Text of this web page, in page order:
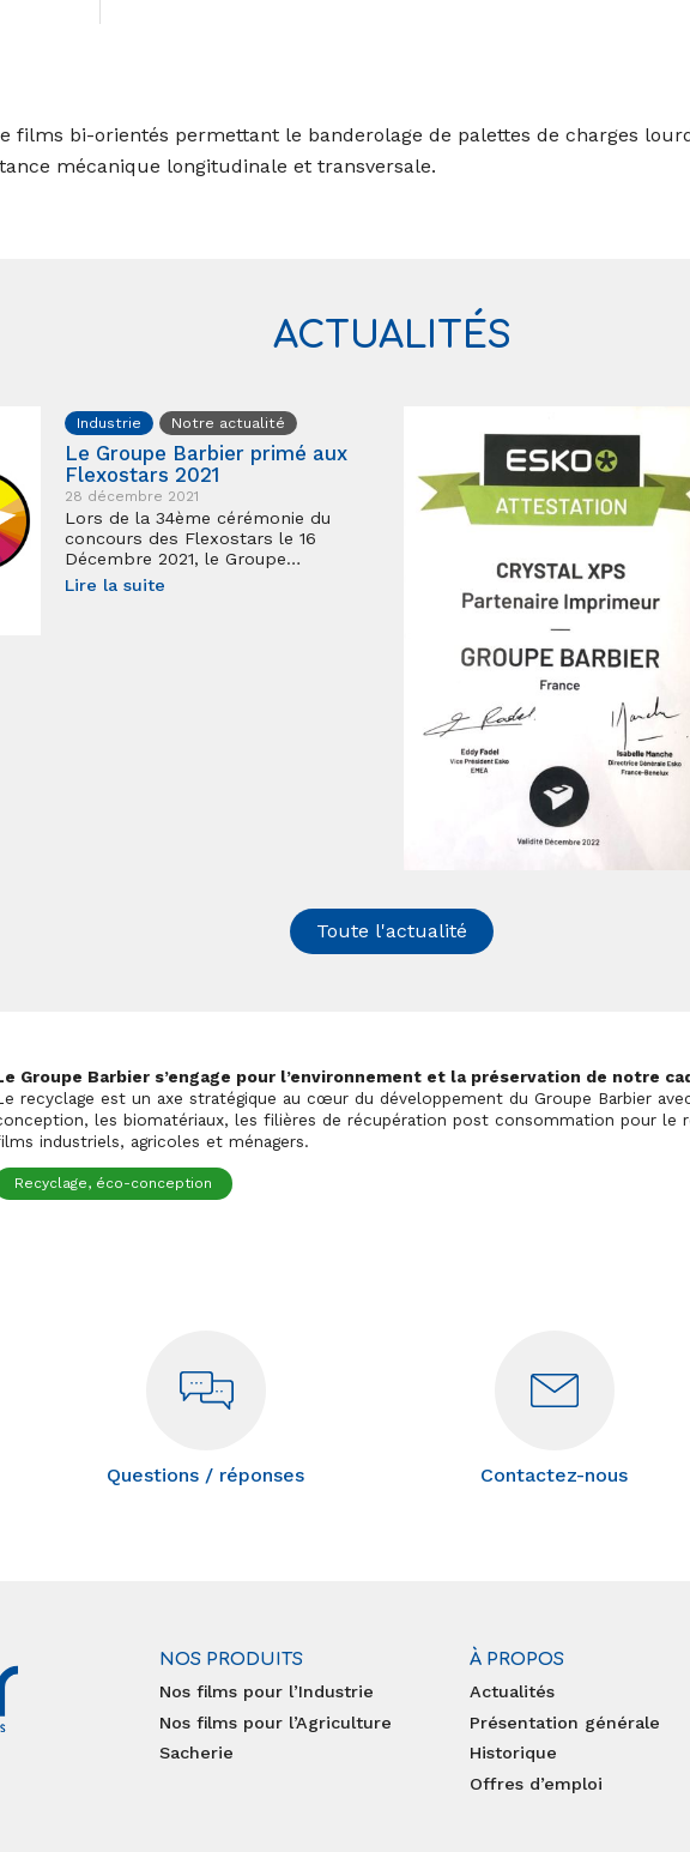
films bi-orientés permettant le banderolage de palettes de charges
mécanique longitudinale et transversale.
ACTUALITÉS
Industrie Notre actualité
Le Groupe Barbier primé aux
Flexostars 2021
28 décembre 2021
Lors de la 34ème cérémonie du
concours des Flexostars le 16
Décembre 2021, le Groupe…
Lire la suite
Toute l'actualité
Groupe Barbier s’engage pour l’environnement et la préservation de notre
recyclage est un axe stratégique au cœur du développement du Groupe Barbier
les biomatériaux, les filières de récupération post consommation pour le
industriels, agricoles et ménagers.
Recyclage, éco-conception
Questions / réponses Contactez-nous
NOS PRODUITS
Nos films pour l’Industrie
Nos films pour l’Agriculture
Sacherie
À PROPOS
Actualités
Présentation générale
Historique
Offres d’emploi